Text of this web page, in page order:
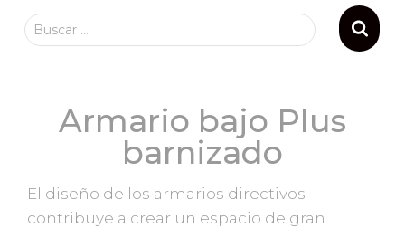
Buscar …
Armario bajo Plus
barnizado
El diseño de los armarios directivos
contribuye a crear un espacio de gran